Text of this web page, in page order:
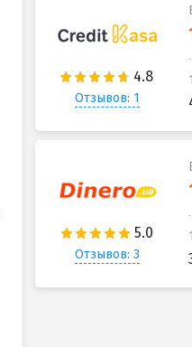
Отзывов: 1
Отзывов: 3